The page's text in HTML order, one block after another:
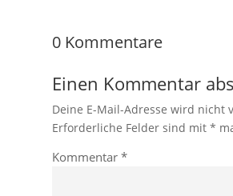
0 Kommentare
Einen Kommentar
Deine E-Mail-Adresse wird nicht
Erforderliche Felder sind mit *
Kommentar *